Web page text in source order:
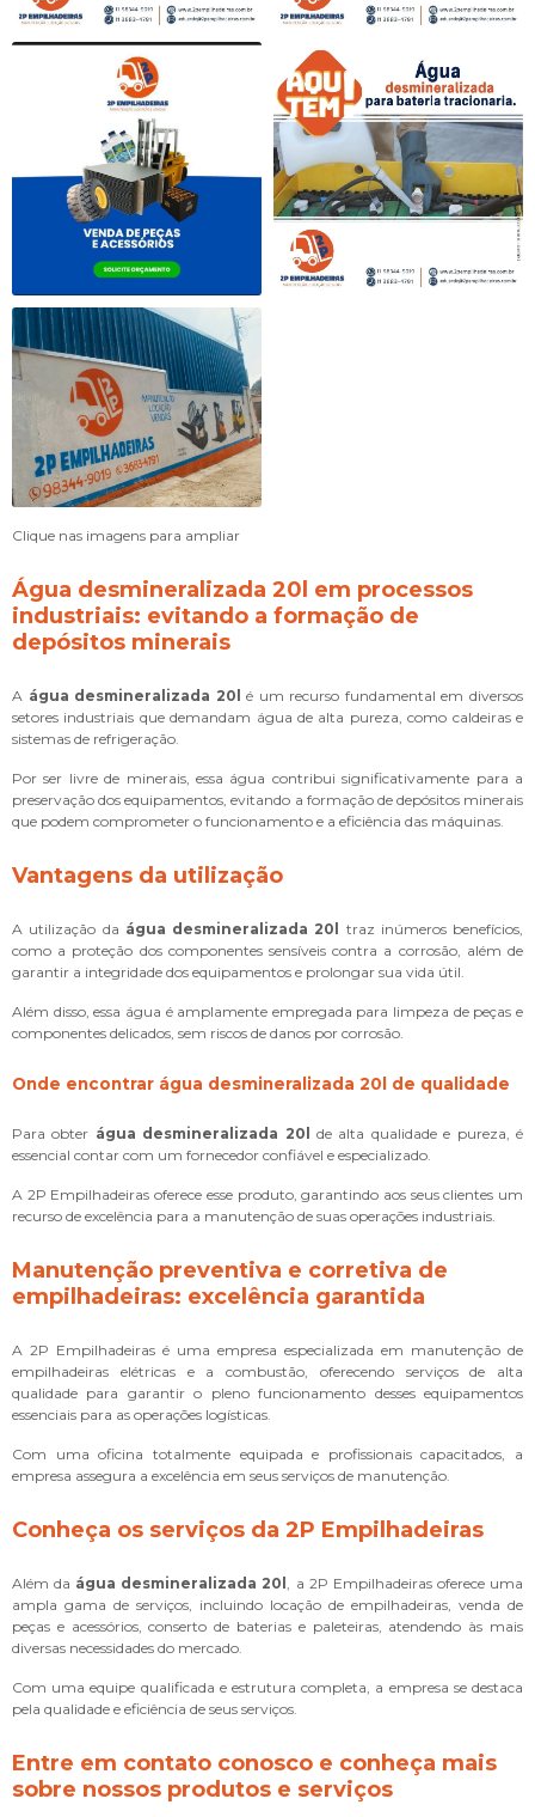
Clique nas imagens para ampliar
Água desmineralizada 20l em processos
industriais: evitando a formação de
depósitos minerais
A água desmineralizada 20l é um recurso fundamental em diversos
setores industriais que demandam água de alta pureza, como caldeiras e
sistemas de refrigeração.
Por ser livre de minerais, essa água contribui significativamente para a
preservação dos equipamentos, evitando a formação de depósitos minerais
que podem comprometer o funcionamento e a eficiência das máquinas.
Vantagens da utilização
A utilização da água desmineralizada 20l
traz inúmeros benefícios,
como a proteção dos componentes sensíveis contra a corrosão, além de
garantir a integridade dos equipamentos e prolongar sua vida útil.
Além disso, essa água é amplamente empregada para limpeza de peças e
componentes delicados, sem riscos de danos por corrosão.
Onde encontrar água desmineralizada 20l de qualidade
Para obter água desmineralizada 20l
de alta qualidade e pureza, é
essencial contar com um fornecedor confiável e especializado.
A 2P Empilhadeiras oferece esse produto, garantindo aos seus clientes um
recurso de excelência para a manutenção de suas operações industriais.
Manutenção preventiva e corretiva de
empilhadeiras: excelência garantida
A 2P Empilhadeiras é uma empresa especializada em manutenção de
empilhadeiras elétricas e a combustão, oferecendo serviços de alta
qualidade para garantir o pleno funcionamento desses equipamentos
essenciais para as operações logísticas.
Com uma oficina totalmente equipada e profissionais capacitados, a
empresa assegura a excelência em seus serviços de manutenção.
Conheça os serviços da 2P Empilhadeiras
Além da água desmineralizada 20l, a 2P Empilhadeiras oferece uma
ampla gama de serviços, incluindo locação de empilhadeiras, venda de
peças e acessórios, conserto de baterias e paleteiras, atendendo às mais
diversas necessidades do mercado.
Com uma equipe qualificada e estrutura completa, a empresa se destaca
pela qualidade e eficiência de seus serviços.
Entre em contato conosco e conheça mais
sobre nossos produtos e serviços